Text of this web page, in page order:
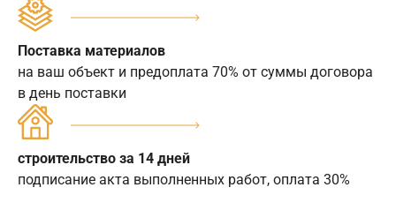
Поставка материалов
на ваш объект и предоплата 70% от суммы договора
в день поставки
строительство за 14 дней
подписание акта выполненных работ, оплата 30%